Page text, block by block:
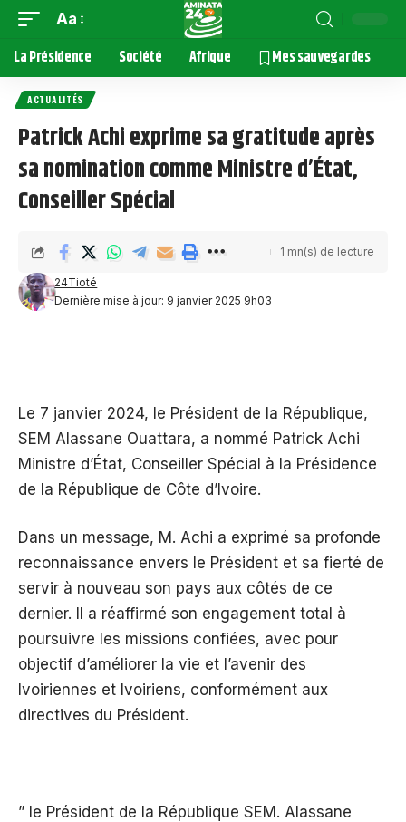
Aa
La Présidence Société Afrique Mes sauvegardes
ACTUALITÉS
Patrick Achi exprime sa gratitude après
sa nomination comme Ministre d’État,
Conseiller Spécial
Dernière mise à jour: 9 janvier 2025 9h03
24Tioté
1 mn(s) de lecture
Le 7 janvier 2024, le Président de la République,
SEM Alassane Ouattara, a nommé Patrick Achi
Ministre d’État, Conseiller Spécial à la Présidence
de la République de Côte d’Ivoire.
Dans un message, M. Achi a exprimé sa profonde
reconnaissance envers le Président et sa fierté de
servir à nouveau son pays aux côtés de ce
dernier. Il a réaffirmé son engagement total à
poursuivre les missions confiées, avec pour
objectif d’améliorer la vie et l’avenir des
Ivoiriennes et Ivoiriens, conformément aux
directives du Président.
” le Président de la République SEM. Alassane